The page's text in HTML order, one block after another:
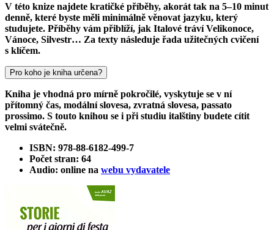
V této knize najdete kratičké příběhy, akorát tak na 5–10 minut
denně, které byste měli minimálně věnovat jazyku, který
studujete. Příběhy vám přiblíží, jak Italové tráví Velikonoce,
Vánoce, Silvestr… Za texty následuje řada užitečných cvičení
s klíčem.
Pro koho je kniha určena?
Kniha je vhodná pro mírně pokročilé, vyskytuje se v ní
přítomný čas, modální slovesa, zvratná slovesa, passato
prossimo. S touto knihou se i při studiu italštiny budete cítit
velmi svátečně.
ISBN: 978-88-6182-499-7
Počet stran: 64
Audio: online na webu vydavatele